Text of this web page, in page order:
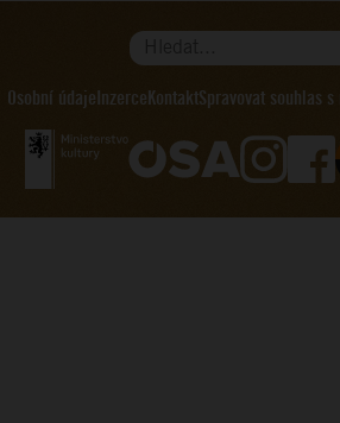
Hledat...
Osobní údajeInzerceKontaktSpravovat souhlas